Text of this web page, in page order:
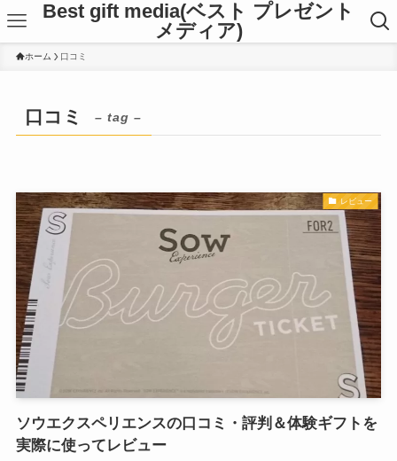
Best gift media(ベスト プレゼント
メディア)
ホーム 口コミ
口コミ – tag –
レビュー
ソウエクスペリエンスの口コミ・評判＆体験ギフトを
実際に使ってレビュー